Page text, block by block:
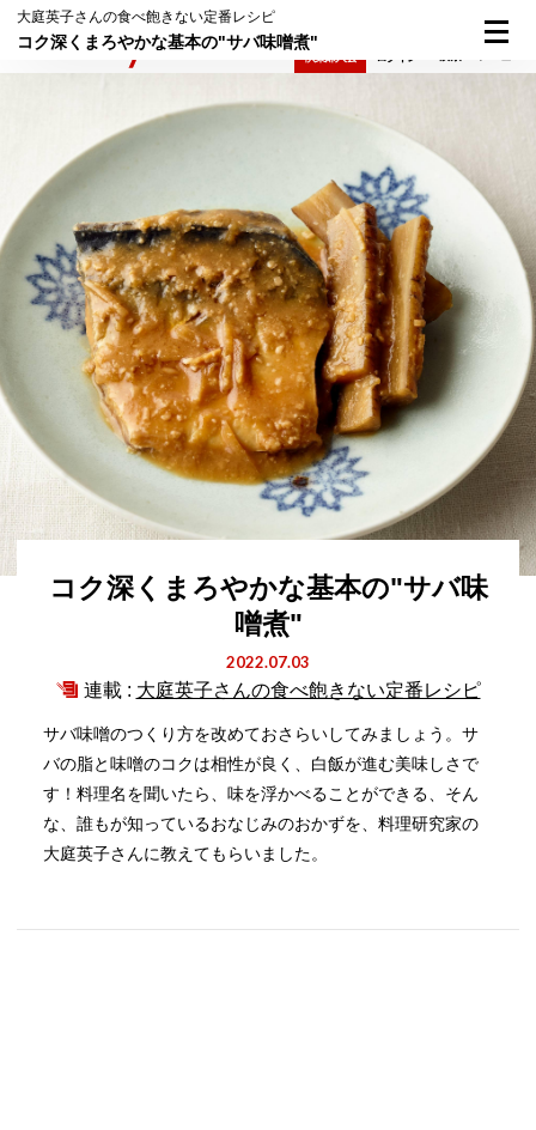
大庭英子さんの食べ飽きない定番レシピ
コク深くまろやかな基本の"サバ味噌煮"
コク深くまろやかな基本の"サバ味
噌煮"
2022.07.03
連載 : 大庭英子さんの食べ飽きない定番レシピ
サバ味噌のつくり方を改めておさらいしてみましょう。サ
バの脂と味噌のコクは相性が良く、白飯が進む美味しさで
す！料理名を聞いたら、味を浮かべることができる、そん
な、誰もが知っているおなじみのおかずを、料理研究家の
大庭英子さんに教えてもらいました。